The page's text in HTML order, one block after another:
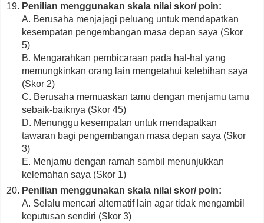
Penilian menggunakan skala nilai skor/ poin:
A. Berusaha menjajagi peluang untuk mendapatkan
kesempatan pengembangan masa depan saya (Skor
5)
B. Mengarahkan pembicaraan pada hal-hal yang
memungkinkan orang lain mengetahui kelebihan saya
(Skor 2)
C. Berusaha memuaskan tamu dengan menjamu tamu
sebaik-baiknya (Skor 45)
D. Menunggu kesempatan untuk mendapatkan
tawaran bagi pengembangan masa depan saya (Skor
3)
E. Menjamu dengan ramah sambil menunjukkan
kelemahan saya (Skor 1)
Penilian menggunakan skala nilai skor/ poin:
A. Selalu mencari alternatif lain agar tidak mengambil
keputusan sendiri (Skor 3)